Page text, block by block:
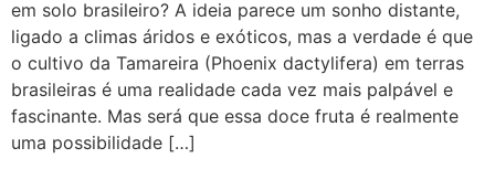
em solo brasileiro? A ideia parece um sonho distante,
ligado a climas áridos e exóticos, mas a verdade é que
o cultivo da Tamareira (Phoenix dactylifera) em terras
brasileiras é uma realidade cada vez mais palpável e
fascinante. Mas será que essa doce fruta é realmente
uma possibilidade […]